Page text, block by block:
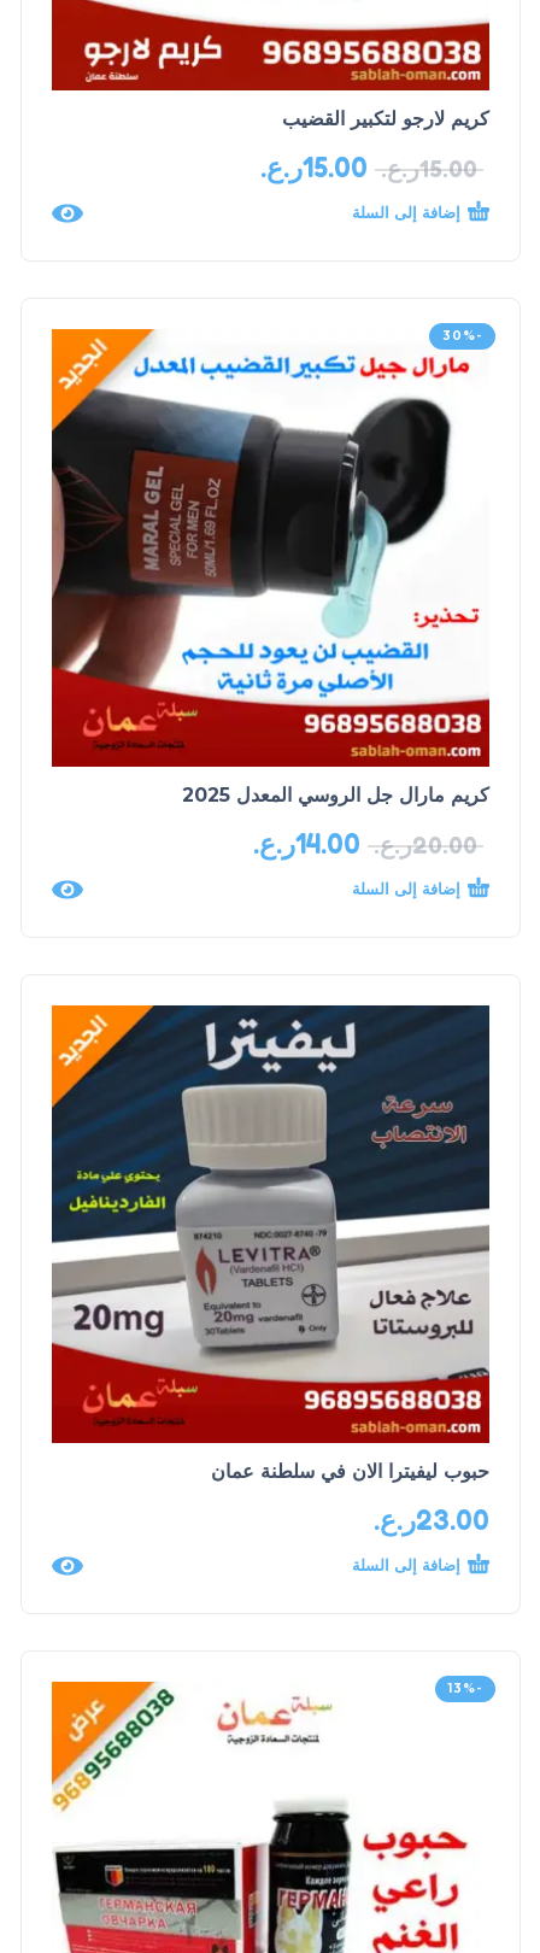
كريم لارجو لتكبير القضيب
15.00ر.ع. 15.00ر.ع.
إضافة إلى السلة
-30%
كريم مارال جل الروسي المعدل 2025
20.00ر.ع. 14.00ر.ع.
إضافة إلى السلة
حبوب ليفيترا الان في سلطنة عمان
23.00ر.ع.
إضافة إلى السلة
-13%